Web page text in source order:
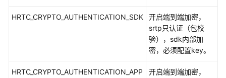
HRTC_CRYPTO_AUTHENTICATION_SDK
开启端到端加密，
srtp只认证（包校
验），sdk内部加
密，必须配置key。
HRTC_CRYPTO_AUTHENTICATION_APP
开启端到端加密，